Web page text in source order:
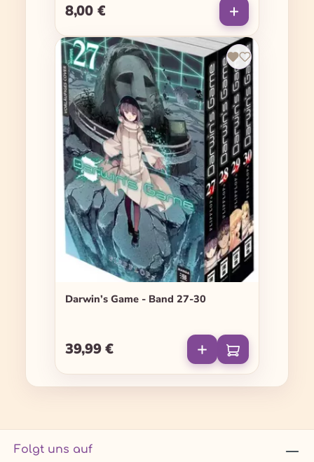
Regulärer Preis:
8,00 €
Darwin’s Game - Band 27-30
Regulärer Preis:
39,99 €
Folgt uns auf